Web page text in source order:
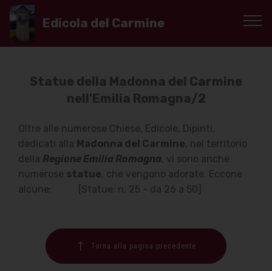
Edicola del Carmine
Statue della Madonna del Carmine
nell'Emilia Romagna/2
Oltre alle numerose Chiese, Edicole, Dipinti,
dedicati alla Madonna del Carmine, nel territorio
della Regione Emilia Romagna, vi sono anche
numerose statue, che vengono adorate. Eccone
alcune: [Statue: n. 25 - da 26 a 50]
Torna alla pagina precedente